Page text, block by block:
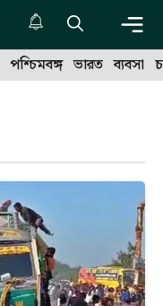
পশ্চিমবঙ্গ ভারত ব্যবসা